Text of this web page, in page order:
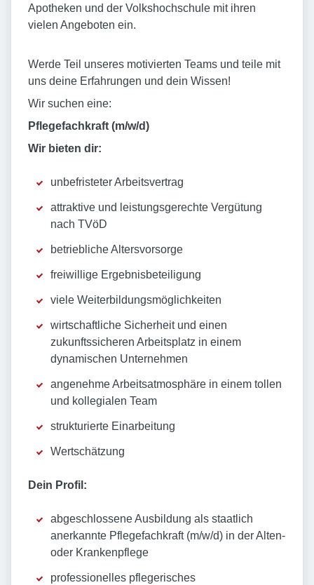
Apotheken und der Volkshochschule mit ihren
vielen Angeboten ein.
Werde Teil unseres motivierten Teams und teile mit
uns deine Erfahrungen und dein Wissen!
Wir suchen eine:
Pflegefachkraft (m/w/d)
Wir bieten dir:
unbefristeter Arbeitsvertrag
attraktive und leistungsgerechte Vergütung
nach TVöD
betriebliche Altersvorsorge
freiwillige Ergebnisbeteiligung
viele Weiterbildungsmöglichkeiten
wirtschaftliche Sicherheit und einen
zukunftssicheren Arbeitsplatz in einem
dynamischen Unternehmen
angenehme Arbeitsatmosphäre in einem tollen
und kollegialen Team
strukturierte Einarbeitung
Wertschätzung
Dein Profil:
abgeschlossene Ausbildung als staatlich
anerkannte Pflegefachkraft (m/w/d) in der Alten-
oder Krankenpflege
professionelles pflegerisches